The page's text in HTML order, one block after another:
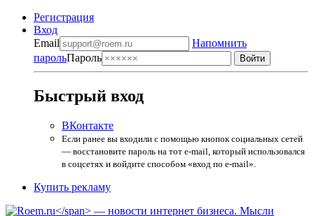
Регистрация
Вход
Email
Напомнить
парольПароль
Быстрый вход
ВКонтакте
Если ранее вы входили с помощью кнопок социальных сетей
— восстановите пароль на тот e-mail, который использовался
в соцсетях и войдите способом «вход по e-mail».
Купить рекламу